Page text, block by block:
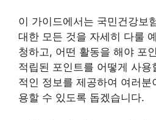
이 가이드에서는 국민건강보
대한 모든 것을 자세히 다룰
청하고, 어떤 활동을 해야 포
적립된 포인트를 어떻게 사용
적인 정보를 제공하여 여러
용할 수 있도록 돕겠습니다.